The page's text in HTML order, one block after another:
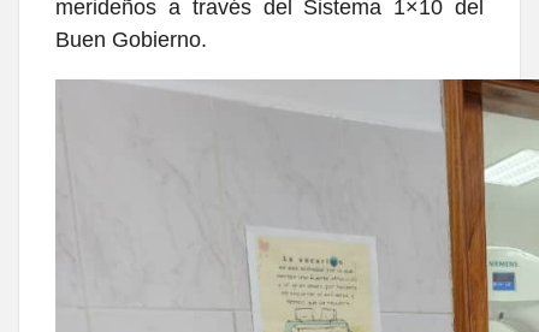
merideños a través del Sistema 1×10 del
Buen Gobierno.